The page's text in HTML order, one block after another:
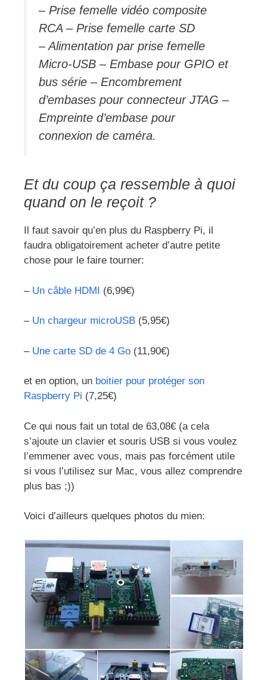
– Prise femelle vidéo composite
RCA – Prise femelle carte SD
– Alimentation par prise femelle
Micro-USB – Embase pour GPIO et
bus série – Encombrement
d’embases pour connecteur JTAG –
Empreinte d’embase pour
connexion de caméra.
Et du coup ça ressemble à quoi
quand on le reçoit ?
Il faut savoir qu’en plus du Raspberry Pi, il
faudra obligatoirement acheter d’autre petite
chose pour le faire tourner:
– Un câble HDMI (6,99€)
– Un chargeur microUSB (5,95€)
– Une carte SD de 4 Go (11,90€)
et en option, un boitier pour protéger son
Raspberry Pi (7,25€)
Ce qui nous fait un total de 63,08€ (a cela
s’ajoute un clavier et souris USB si vous voulez
l’emmener avec vous, mais pas forcément utile
si vous l’utilisez sur Mac, vous allez comprendre
plus bas ;))
Voici d’ailleurs quelques photos du mien: